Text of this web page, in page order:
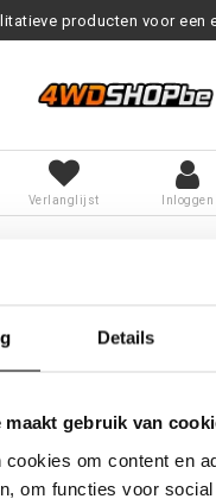
Details
maakt gebruik van
cookies om content en
om functies voor
producten voor een
Verlanglijst Inloggen
getagd met
gevonden!...